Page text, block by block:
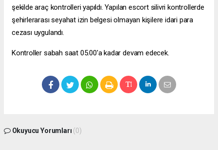
şekilde araç kontrolleri yapıldı. Yapılan escort silivri kontrollerde
şehirlerarası seyahat izin belgesi olmayan kişilere idari para
cezası uygulandı.
Kontroller sabah saat 05.00'a kadar devam edecek.
Okuyucu Yorumları (0)